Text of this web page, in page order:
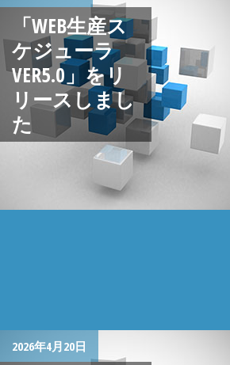
「WEB生産ス
ケジューラ
VER5.0」をリ
リースしまし
た
2026年4月20日